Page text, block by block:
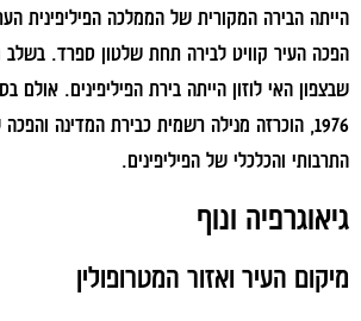
הייתה הבירה המקורית של הממלכה הפיליפינית
הפכה העיר קוויט לבירה תחת שלטון ספרד. בשלב
שבצפון האי לוזון הייתה בירת הפיליפינים. אולם
1976, הוכרזה מנילה רשמית כבירת המדינה
התרבותי והכלכלי של הפיליפינים.
גיאוגרפיה ונוף
מיקום העיר ואזור המטרופולין